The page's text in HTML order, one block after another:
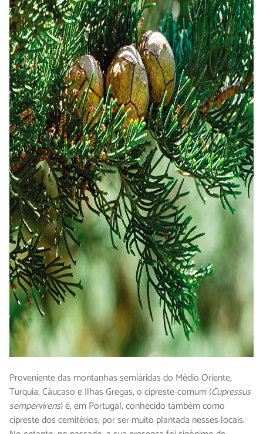
Proveniente das montanhas semiáridas do Médio Oriente,
Turquia, Cáucaso e Ilhas Gregas, o cipreste-comum (Cupressus
sempervirens) é, em Portugal, conhecido também como
cipreste dos cemitérios, por ser muito plantada nesses locais.